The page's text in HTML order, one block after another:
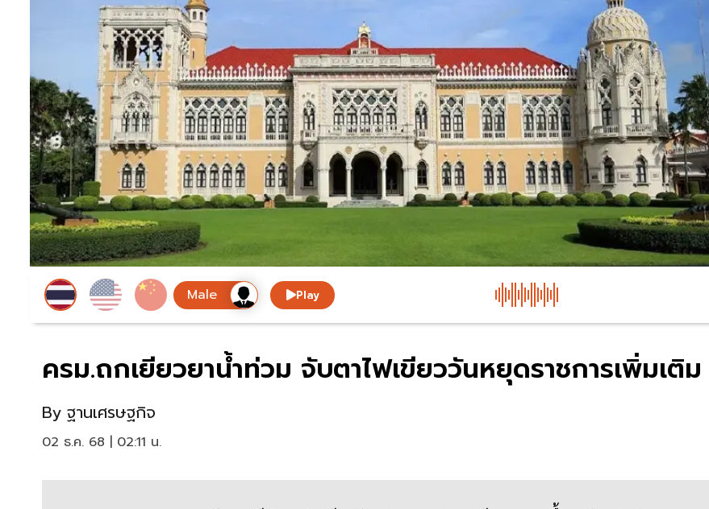
Play
ครม.ถกเยียวยาน้ำท่วม จับตาไฟเขียววันหยุดราชการเพิ่มเติม
By ฐานเศรษฐกิจ
02 ธ.ค. 68 | 02:11 น.